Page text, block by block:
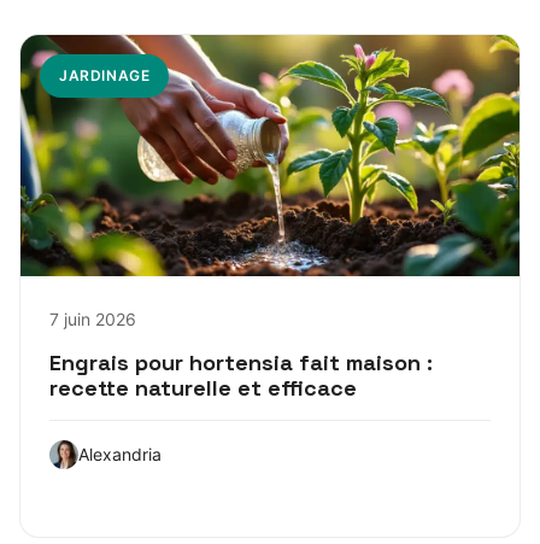
JARDINAGE
7 juin 2026
Engrais pour hortensia fait maison :
recette naturelle et efficace
Alexandria